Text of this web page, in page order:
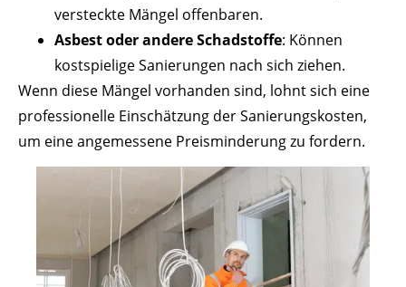
versteckte Mängel offenbaren.
Asbest oder andere Schadstoffe: Können
kostspielige Sanierungen nach sich ziehen.
Wenn diese Mängel vorhanden sind, lohnt sich eine
professionelle Einschätzung der Sanierungskosten,
um eine angemessene Preisminderung zu fordern.